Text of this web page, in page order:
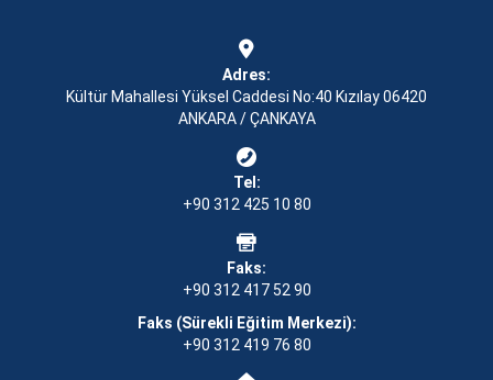
Adres:
Kültür Mahallesi Yüksel Caddesi No:40 Kızılay 06420
ANKARA / ÇANKAYA
Tel:
+90 312 425 10 80
Faks:
+90 312 417 52 90
Faks (Sürekli Eğitim Merkezi):
+90 312 419 76 80